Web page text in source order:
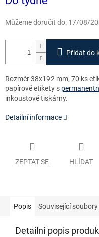
cena:
Můžeme doručit do: 17/08/
Přidat do
Rozměr 38x192 mm, 70 ks
papírové etikety s
inkoustové tiskárny.
Detailní informace
ZEPTAT SE HLÍDAT
Popis Související
Detailní popis